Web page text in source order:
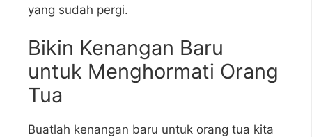
yang sudah pergi.
Bikin Kenangan Baru
untuk Menghormati Orang
Tua
Buatlah kenangan baru untuk orang tua kita